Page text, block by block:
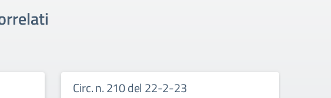
Circ. n. 210 del 22-2-23